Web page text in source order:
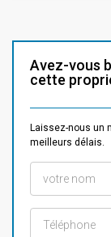
Avez-vous
cette
Laissez-nous un
meilleurs délais.